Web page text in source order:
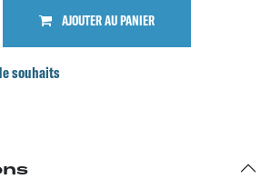
AJOUTER AU PANIER
souhaits